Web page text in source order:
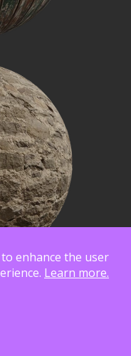
enhance the user
Learn more.